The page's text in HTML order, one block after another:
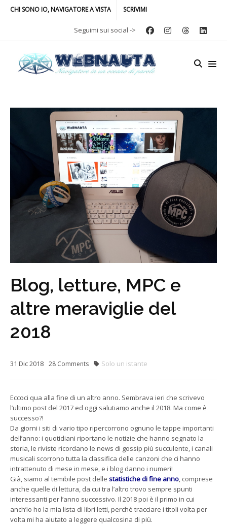
CHI SONO IO, NAVIGATORE A VISTA SCRIVIMI
Seguimi sui social ->
Blog, letture, MPC e
altre meraviglie del
2018
31 Dic2018 28 Comments Solo un istante
Eccoci qua alla fine di un altro anno. Sembrava ieri che scrivevo
l’ultimo post del 2017 ed oggi salutiamo anche il 2018. Ma come è
successo?!
Da giorni i siti di vario tipo ripercorrono ognuno le tappe importanti
dell’anno: i quotidiani riportano le notizie che hanno segnato la
storia, le riviste ricordano le news di gossip più succulente, i canali
musicali scorrono tutta la classifica delle canzoni che ci hanno
intrattenuto di mese in mese, e i blog danno i numeri!
Già, siamo al temibile post delle statistiche di fine anno, comprese
anche quelle di lettura, da cui tra l’altro trovo sempre spunti
interessanti per l’anno successivo. Il 2018 poi è il primo in cui
anch’io ho la mia lista di libri letti, perché tracciare i titoli volta per
volta mi ha aiutato a leggere qualcosina di più.